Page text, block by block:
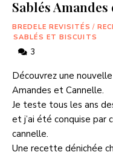
Sablés
BREDELE REVISITÉS /
SABLÉS ET BISCUITS
3
Découvrez une
Amandes et Cannelle.
Je teste tous les ans
et j’ai été conquise
cannelle.
Une recette dénichée